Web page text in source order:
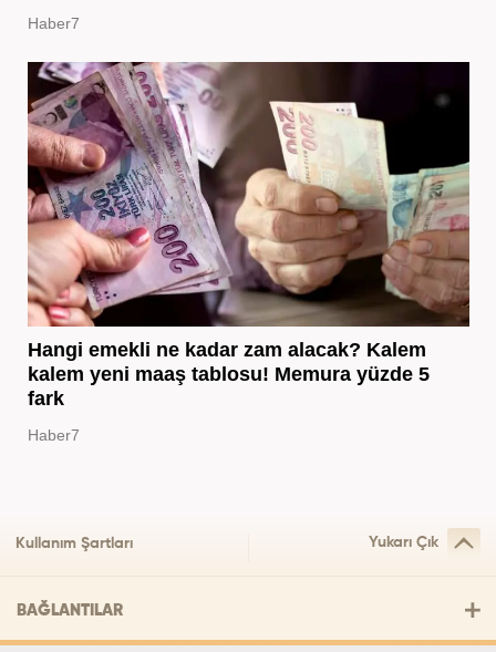
Haber7
Hangi emekli ne kadar zam alacak? Kalem
kalem yeni maaş tablosu! Memura yüzde 5
fark
Haber7
Kullanım Şartları Yukarı Çık
BAĞLANTILAR